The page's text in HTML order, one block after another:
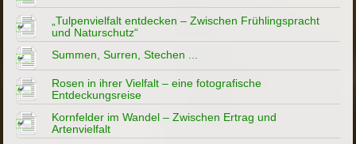
„Tulpenvielfalt entdecken – Zwischen Frühlingspracht
und Naturschutz“
Summen, Surren, Stechen ...
Rosen in ihrer Vielfalt – eine fotografische
Entdeckungsreise
Kornfelder im Wandel – Zwischen Ertrag und
Artenvielfalt